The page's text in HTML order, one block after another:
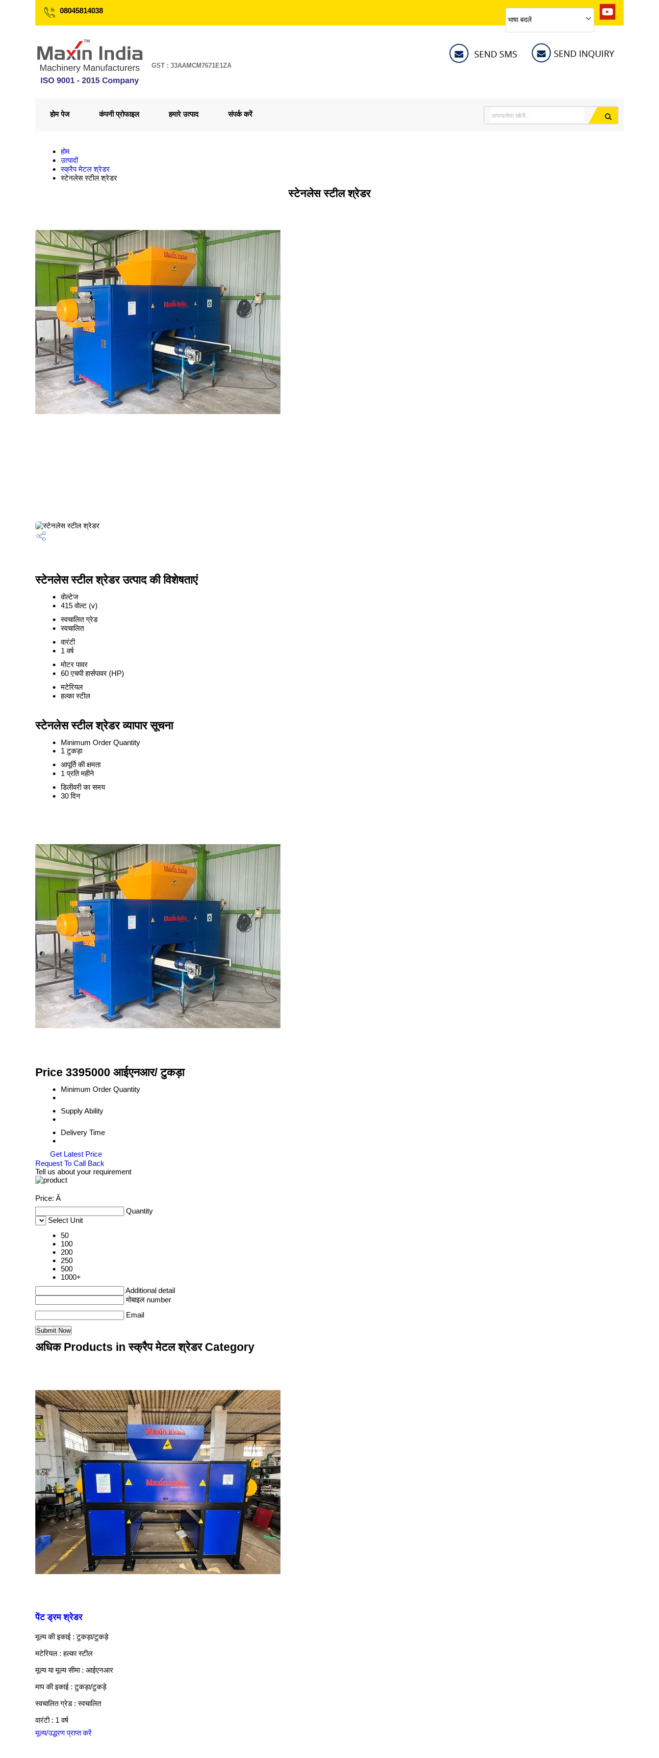
08045814038
भाषा बदलें
GST : 33AAMCM7671E1ZA
होम पेज कंपनी प्रोफाइल हमारे उत्पाद संपर्क करें
होम
उत्पादों
स्क्रैप मेटल श्रेडर
स्टेनलेस स्टील श्रेडर
स्टेनलेस स्टील श्रेडर
स्टेनलेस स्टील श्रेडर उत्पाद की विशेषताएं
वोल्टेज
415 वोल्ट (v)
स्वचालित ग्रेड
स्वचालित
वारंटी
1 वर्ष
मोटर पावर
60 एचपी हार्सपावर (HP)
मटेरियल
हल्का स्टील
स्टेनलेस स्टील श्रेडर व्यापार सूचना
Minimum Order Quantity
1 टुकड़ा
आपूर्ति की क्षमता
1 प्रति महीने
डिलीवरी का समय
30 दिन
Price 3395000 आईएनआर/ टुकड़ा
Minimum Order Quantity
Supply Ability
Delivery Time
Get Latest Price
Request To Call Back
Tell us about your requirement
Price: Â
Quantity
Select Unit
50
100
200
250
500
1000+
Additional detail
मोबाइल number
Email
अधिक Products in स्क्रैप मेटल श्रेडर Category
पेंट ड्रम श्रेडर
मूल्य की इकाई : टुकड़ा/टुकड़े
मटेरियल : हल्का स्टील
मूल्य या मूल्य सीमा : आईएनआर
माप की इकाई : टुकड़ा/टुकड़े
स्वचालित ग्रेड : स्वचालित
वारंटी : 1 वर्ष
मूल्य/उद्धरण प्राप्त करें